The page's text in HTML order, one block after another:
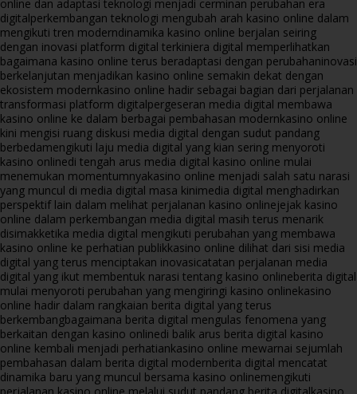
online dan adaptasi teknologi menjadi cerminan perubahan era
digitalperkembangan teknologi mengubah arah kasino online dalam
mengikuti tren moderndinamika kasino online berjalan seiring
dengan inovasi platform digital terkiniera digital memperlihatkan
bagaimana kasino online terus beradaptasi dengan perubahaninovasi
berkelanjutan menjadikan kasino online semakin dekat dengan
ekosistem modernkasino online hadir sebagai bagian dari perjalanan
transformasi platform digitalpergeseran media digital membawa
kasino online ke dalam berbagai pembahasan modernkasino online
kini mengisi ruang diskusi media digital dengan sudut pandang
berbedamengikuti laju media digital yang kian sering menyoroti
kasino onlinedi tengah arus media digital kasino online mulai
menemukan momentumnyakasino online menjadi salah satu narasi
yang muncul di media digital masa kinimedia digital menghadirkan
perspektif lain dalam melihat perjalanan kasino onlinejejak kasino
online dalam perkembangan media digital masih terus menarik
disimakketika media digital mengikuti perubahan yang membawa
kasino online ke perhatian publikkasino online dilihat dari sisi media
digital yang terus menciptakan inovasicatatan perjalanan media
digital yang ikut membentuk narasi tentang kasino onlineberita digital
mulai menyoroti perubahan yang mengiringi kasino onlinekasino
online hadir dalam rangkaian berita digital yang terus
berkembangbagaimana berita digital mengulas fenomena yang
berkaitan dengan kasino onlinedi balik arus berita digital kasino
online kembali menjadi perhatiankasino online mewarnai sejumlah
pembahasan dalam berita digital modernberita digital mencatat
dinamika baru yang muncul bersama kasino onlinemengikuti